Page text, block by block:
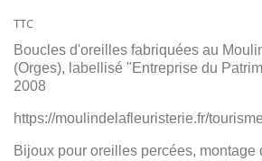
TTC
Boucles d'oreilles fabriquées au
(Orges), labellisé "Entreprise du
2008
https://moulindelafleuristerie.fr/
Bijoux pour oreilles percées, montage